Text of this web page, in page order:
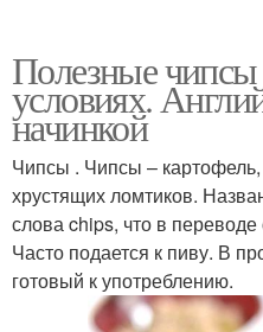
Полезные
условиях.
начинкой
Чипсы . Чипсы –
хрустящих ломтиков.
слова chips, что в переводе
Часто подается к пиву. В
готовый к употреблению.